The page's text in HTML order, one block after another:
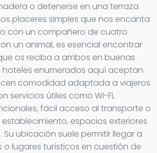
o detenerse en una terraza
placeres simples que nos encanta
con un compañero de cuatro
un animal, es esencial encontrar
os reciba a ambos en buenas
hoteles enumerados aquí aceptan
comodidad adaptada a viajeros
servicios útiles como Wi-Fi,
fácil acceso al transporte o
establecimiento, espacios exteriores
ubicación suele permitir llegar a
o lugares turísticos en cuestión de